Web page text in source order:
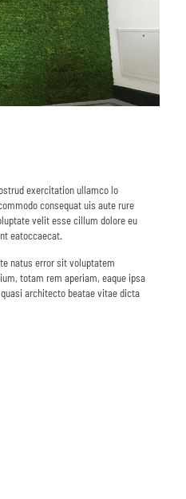
exercitation ullamco lo
consequat uis aute rure
velit esse cillum dolore eu
eatoccaecat.
natus error sit voluptatem
totam rem aperiam, eaque ipsa
architecto beatae vitae dicta